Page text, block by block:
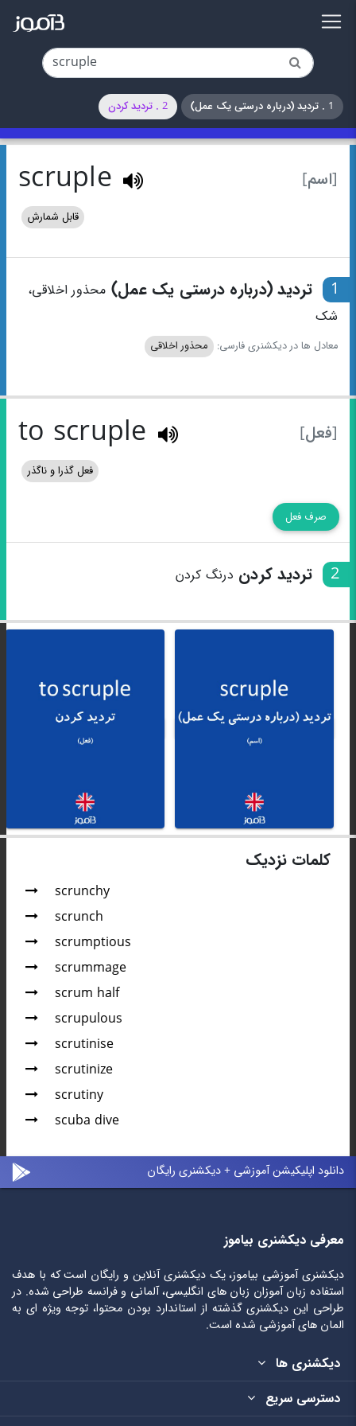
1 . تردید (درباره درستی یک عمل) 2 . تردید کردن
[اسم] scruple
قابل شمارش
1 تردید (درباره درستی یک عمل) محذور اخلاقی،
شک
معادل ها در دیکشنری فارسی: محذور اخلاقی
[فعل] to scruple
فعل گذرا و ناگذر
صرف فعل
2 تردید کردن درنگ کردن
کلمات نزدیک
scrunchy
scrunch
scrumptious
scrummage
scrum half
scrupulous
scrutinise
scrutinize
scrutiny
scuba dive
دانلود اپلیکیشن آموزشی + دیکشنری رایگان
معرفی دیکشنری بیاموز
دیکشنری آموزشی بیاموز، یک دیکشنری آنلاین و رایگان است که با هدف
استفاده زبان آموزان زبان های انگلیسی، آلمانی و فرانسه طراحی شده. در
طراحی این دیکشنری گذشته از استاندارد بودن محتوا، توجه ویژه ای به
المان های آموزشی شده است.
دیکشنری ها
دسترسی سریع